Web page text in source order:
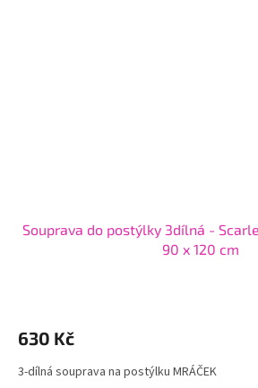
Souprava do postýlky 3dílná -
90 x 120 cm
630 Kč
3-dílná souprava na postýlku MRÁČEK